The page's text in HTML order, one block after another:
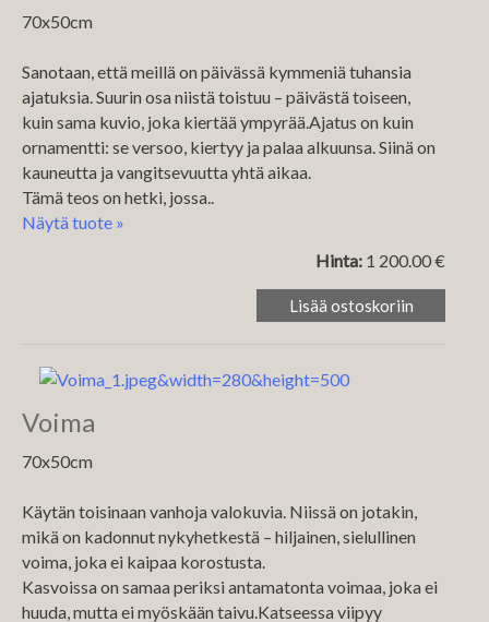
70x50cm
Sanotaan, että meillä on päivässä kymmeniä tuhansia
ajatuksia. Suurin osa niistä toistuu – päivästä toiseen,
kuin sama kuvio, joka kiertää ympyrää.Ajatus on kuin
ornamentti: se versoo, kiertyy ja palaa alkuunsa. Siinä on
kauneutta ja vangitsevuutta yhtä aikaa.
Tämä teos on hetki, jossa..
Näytä tuote »
Hinta: 1 200.00 €
Voima
70x50cm
Käytän toisinaan vanhoja valokuvia. Niissä on jotakin,
mikä on kadonnut nykyhetkestä – hiljainen, sielullinen
voima, joka ei kaipaa korostusta.
Kasvoissa on samaa periksi antamatonta voimaa, joka ei
huuda, mutta ei myöskään taivu.Katseessa viipyy